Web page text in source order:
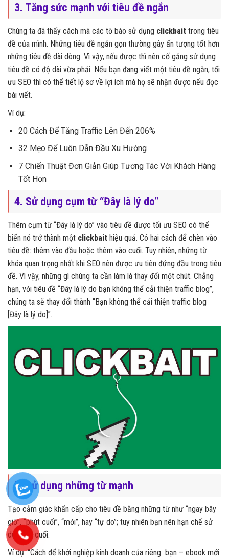
3. Tăng sức mạnh với tiêu đề ngắn
Chúng ta đã thấy cách mà các tờ báo sử dụng clickbait trong tiêu
đề của mình. Những tiêu đề ngắn gọn thường gây ấn tượng tốt hơn
những tiêu đề dài dòng. Vì vậy, nếu được thì nên cố gắng sử dụng
tiêu đề có độ dài vừa phải. Nếu bạn đang viết một tiêu đề ngắn, tối
ưu SEO thì có thể tiết lộ sơ về lợi ích mà họ sẽ nhận được nếu đọc
bài viết.
Ví dụ:
20 Cách Để Tăng Traffic Lên Đến 206%
32 Mẹo Để Luôn Dẫn Đầu Xu Hướng
7 Chiến Thuật Đơn Giản Giúp Tương Tác Với Khách Hàng
Tốt Hơn
4. Sử dụng cụm từ “Đây là lý do”
Thêm cụm từ “Đây là lý do” vào tiêu đề được tối ưu SEO có thể
biến nó trở thành một clickbait hiệu quả. Có hai cách để chèn vào
tiêu đề: thêm vào đầu hoặc thêm vào cuối. Tuy nhiên, những từ
khóa quan trọng nhất khi SEO nên được ưu tiên đứng đầu trong tiêu
đề. Vì vậy, những gì chúng ta cần làm là thay đổi một chút. Chẳng
hạn, với tiêu đề “Đây là lý do bạn không thể cải thiện traffic blog”,
chúng ta sẽ thay đổi thành “Bạn không thể cải thiện traffic blog
[Đây là lý do]”.
5. Sử dụng những từ mạnh
Tạo cảm giác khẩn cấp cho tiêu đề bằng những từ như “ngay bây
giờ”, “phút cuối”, “mới”, hay “tự do”; tuy nhiên bạn nên hạn chế sử
dụng từ cuối.
Ví dụ: “Cách để khởi nghiệp kinh doanh của riêng bạn – ebook mới